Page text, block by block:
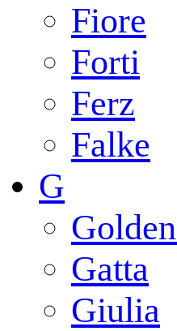
Fiore
Forti
Ferz
Falke
G
Gatta
Giulia